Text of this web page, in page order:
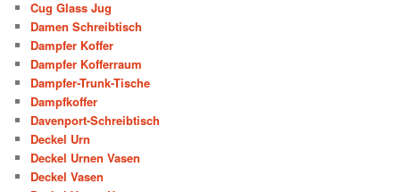
Cug Glass Jug
Damen Schreibtisch
Dampfer Koffer
Dampfer Kofferraum
Dampfer-Trunk-Tische
Dampfkoffer
Davenport-Schreibtisch
Deckel Urn
Deckel Urnen Vasen
Deckel Vasen